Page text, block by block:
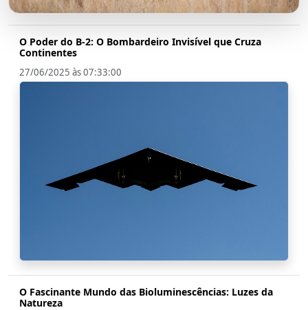
O Poder do B-2: O Bombardeiro Invisível que Cruza
Continentes
27/06/2025 às 07:33:00
O Fascinante Mundo das Bioluminescências: Luzes da
Natureza